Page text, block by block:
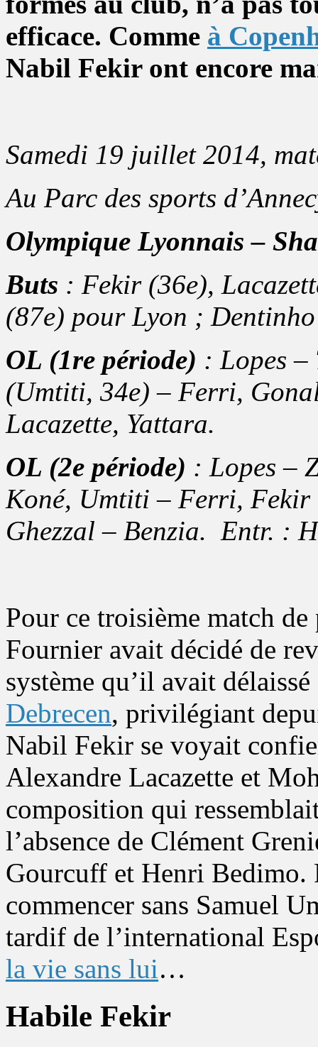
efficace. Comme à
Nabil Fekir ont encore
Samedi 19 juillet 2014,
Au Parc des sports
Olympique Lyonnais –
Buts : Fekir (36e),
(87e) pour Lyon ;
OL (1re période) : Lopes –
(Umtiti, 34e) – Ferri,
Lacazette, Yattara.
OL (2e période) : Lopes –
Koné, Umtiti – Ferri,
Ghezzal – Benzia. Entr. :
Pour ce troisième match
Fournier avait décidé de
système qu’il avait
Debrecen, privilégiant
Nabil Fekir se voyait
Alexandre Lacazette et
composition qui
l’absence de Clément
Gourcuff et Henri Bedimo.
commencer sans Samuel
tardif de l’international
la vie sans lui…
Habile Fekir